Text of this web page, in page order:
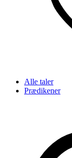
Alle taler
Prædikener